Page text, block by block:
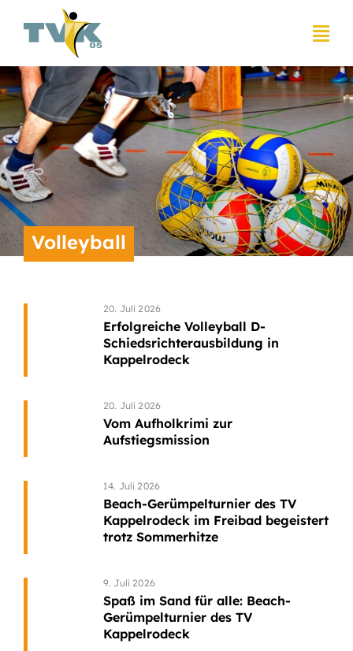
Inhalt
Volleyball
20. Juli 2026
Erfolgreiche Volleyball D-
Schiedsrichterausbildung in
Kappelrodeck
20. Juli 2026
Vom Aufholkrimi zur
Aufstiegsmission
14. Juli 2026
Beach-Gerümpelturnier des TV
Kappelrodeck im Freibad begeistert
trotz Sommerhitze
9. Juli 2026
Spaß im Sand für alle: Beach-
Gerümpelturnier des TV
Kappelrodeck